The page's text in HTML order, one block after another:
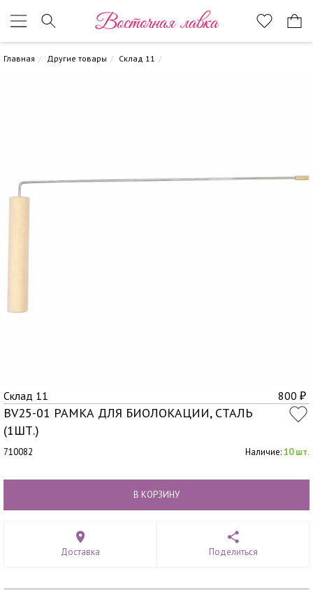
Восточная лавка
Главная Другие товары Склад 11
Склад 11 800 ₽
BV25-01 РАМКА ДЛЯ БИОЛОКАЦИИ, СТАЛЬ
(1ШТ.)
710082 Наличие:10 шт.
В КОРЗИНУ
Доставка Поделиться